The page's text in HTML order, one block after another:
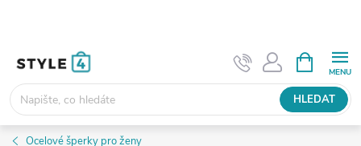
HLEDAT
NÁKUPNÍ
KOŠÍK
Ocelové šperky pro ženy